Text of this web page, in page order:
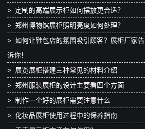
> 定制的高端展示柜如何摆放更合适？
> 郑州博物馆展柜照明亮度如何处理？
> 如何让鞋包店的氛围吸引顾客？展柜厂家告
诉你！
> 展览展柜搭建三种常见的材料介绍
> 郑州服装展柜的设计主要看四个方面
> 制作一个好的展柜需要注意什么
> 化妆品展柜使用过程中的保养指南